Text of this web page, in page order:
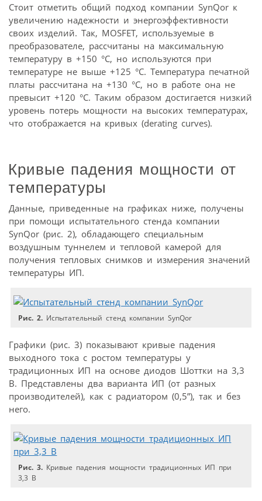
Стоит отметить общий подход компании SynQor к
увеличению надежности и энергоэффективности
своих изделий. Так, MOSFET, используемые в
преобразователе, рассчитаны на максимальную
температуру в +150 °С, но используются при
температуре не выше +125 °С. Температура печатной
платы рассчитана на +130 °С, но в работе она не
превысит +120 °С. Таким образом достигается низкий
уровень потерь мощности на высоких температурах,
что отображается на кривых (derating curves).
Кривые падения мощности от
температуры
Данные, приведенные на графиках ниже, получены
при помощи испытательного стенда компании
SynQor (рис. 2), обладающего специальным
воздушным туннелем и тепловой камерой для
получения тепловых снимков и измерения значений
температуры ИП.
Рис. 2. Испытательный стенд компании SynQor
Графики (рис. 3) показывают кривые падения
выходного тока с ростом температуры у
традиционных ИП на основе диодов Шоттки на 3,3
В. Представлены два варианта ИП (от разных
производителей), как с радиатором (0,5”), так и без
него.
Рис. 3. Кривые падения мощности традиционных ИП при
3,3 В